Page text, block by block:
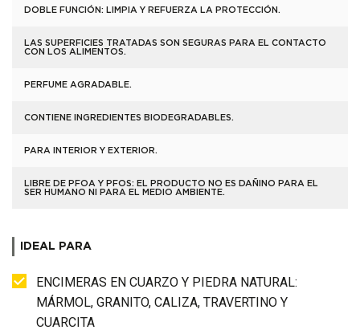
DOBLE FUNCIÓN: LIMPIA Y REFUERZA LA PROTECCIÓN.
LAS SUPERFICIES TRATADAS SON SEGURAS PARA EL CONTACTO
CON LOS ALIMENTOS.
PERFUME AGRADABLE.
CONTIENE INGREDIENTES BIODEGRADABLES.
PARA INTERIOR Y EXTERIOR.
LIBRE DE PFOA Y PFOS: EL PRODUCTO NO ES DAÑINO PARA EL
SER HUMANO NI PARA EL MEDIO AMBIENTE.
IDEAL PARA
ENCIMERAS EN CUARZO Y PIEDRA NATURAL:
MÁRMOL, GRANITO, CALIZA, TRAVERTINO Y
CUARCITA